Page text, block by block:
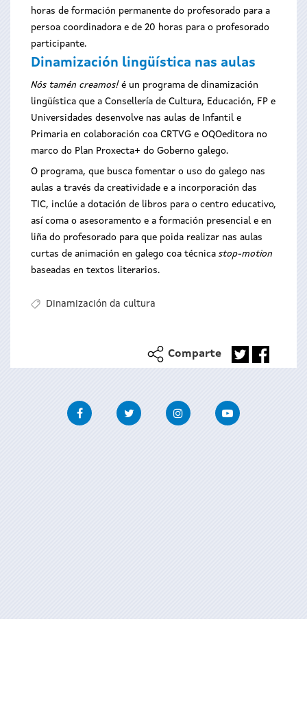
horas de formación permanente do profesorado para a
persoa coordinadora e de 20 horas para o profesorado
participante.
Dinamización lingüística nas aulas
Nós tamén creamos! é un programa de dinamización
lingüística que a Consellería de Cultura, Educación, FP e
Universidades desenvolve nas aulas de Infantil e
Primaria en colaboración coa CRTVG e OQOeditora no
marco do Plan Proxecta+ do Goberno galego.
O programa, que busca fomentar o uso do galego nas
aulas a través da creatividade e a incorporación das
TIC, inclúe a dotación de libros para o centro educativo,
así coma o asesoramento e a formación presencial e en
liña do profesorado para que poida realizar nas aulas
curtas de animación en galego coa técnica stop-motion
baseadas en textos literarios.
Dinamización da cultura
Comparte
FacebookTwitter InstagramYoutube